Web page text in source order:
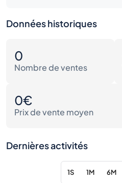
Données historiques
0
Nombre de ventes
0€
Prix de vente moyen
Dernières activités
1S 1M 6M